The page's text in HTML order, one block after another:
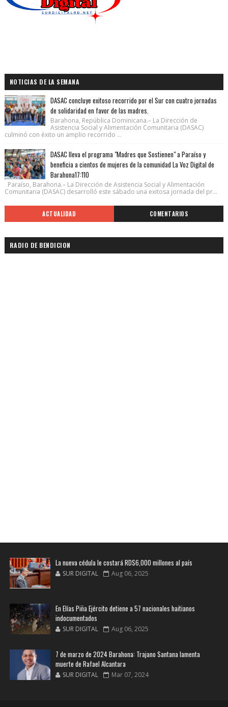
NOTICIAS DE LA SEMANA
DASAC concluye exitoso recorrido por el Sur con cuatro jornadas
de solidaridad en favor de las madres.
Barahona, República Dominicana.– La Dirección de
Asistencia Social y Alimentación Comunitaria (DASAC)
culminó con éxito un amplio recorrido ...
DASAC lleva el programa "Madres que Sostienen" a Paraíso y
beneficia a cientos de mujeres de la comunidad La Voz Digital de
Barahona17:110
Paraíso, Barahona.– La Dirección de Asistencia Social y Alimentación
Comunitaria (DASAC) desarrolló este sábado una exitosa jornada del pr...
ACTUALIDAD COMENTARIOS
RADIO DE BENDICION
La nueva cédula le costará RD$6,000 millones al país
SUR DIGITAL Aug 06, 2025
En Elías Piña Ejército detiene a 57 nacionales haitianos
indocumentados
SUR DIGITAL Aug 06, 2025
7 de marzo de 2024 Barahona: Trajano Santana lamenta
muerte de Rafael Alcantara
SUR DIGITAL Mar 07, 2024